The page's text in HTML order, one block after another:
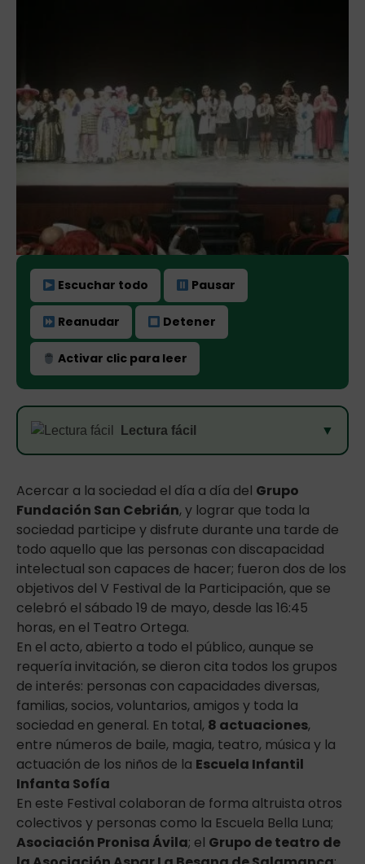
Escuchar todo Pausar
Reanudar Detener
Activar clic para leer
Lectura fácil ▼
Acercar a la sociedad el día a día del Grupo
Fundación San Cebrián, y lograr que toda la
sociedad participe y disfrute durante una tarde de
todo aquello que las personas con discapacidad
intelectual son capaces de hacer; fueron dos de los
objetivos del V Festival de la Participación, que se
celebró el sábado 19 de mayo, desde las 16:45
horas, en el Teatro Ortega.
En el acto, abierto a todo el público, aunque se
requería invitación, se dieron cita todos los grupos
de interés: personas con capacidades diversas,
familias, socios, voluntarios, amigos y toda la
sociedad en general. En total, 8 actuaciones,
entre números de baile, magia, teatro, música y la
actuación de los niños de la Escuela Infantil
Infanta Sofía
En este Festival colaboran de forma altruista otros
colectivos y personas como la Escuela Bella Luna;
Asociación Pronisa Ávila; el Grupo de teatro de